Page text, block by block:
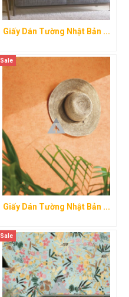
Giấy Dán Tường Nhật Bản ...
Sale
Giấy Dán Tường Nhật Bản ...
Sale